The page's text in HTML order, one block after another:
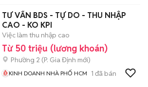
TƯ VẤN BDS - TỰ DO - THU NHẬP
CAO - KO KPI
Việc làm thu nhập cao
Từ 50 triệu (lương khoán)
Phường 2 (P. Gia Định mới)
KINH DOANH NHÀ PHỐ HCM 1 đã bán